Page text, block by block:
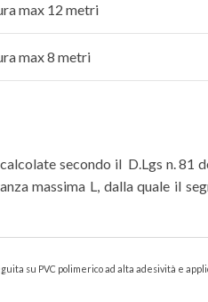
max 12 metri
max 8 metri
secondo il D.Lgs n. 81
massima L, dalla quale il
su PVC polimerico ad alta adesività e